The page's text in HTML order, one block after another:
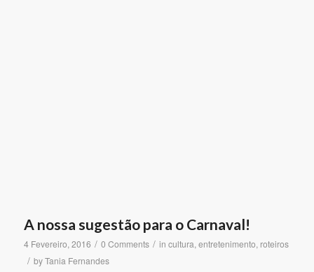
A nossa sugestão para o Carnaval!
4 Fevereiro, 2016 / 0 Comments / in cultura, entretenimento, roteiros
/ byTania Fernandes